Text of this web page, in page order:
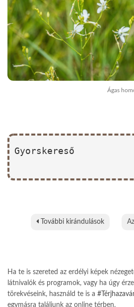
Ágas
Gyorskereső
További kirándulások
Ha te is szereted az erdélyi képek
látnivalók és programok, vagy ha úgy
törekvéseink, használd te is a
egymásra találjunk az online térben.